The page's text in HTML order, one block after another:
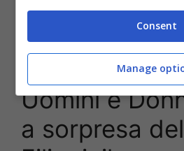
Uomini e
a sorpresa
Consent
Manage